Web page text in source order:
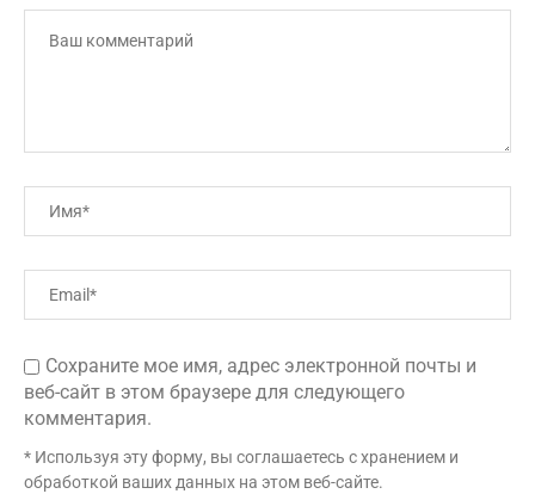
Сохраните мое имя, адрес электронной почты и
веб-сайт в этом браузере для следующего
комментария.
* Используя эту форму, вы соглашаетесь с хранением и
обработкой ваших данных на этом веб-сайте.